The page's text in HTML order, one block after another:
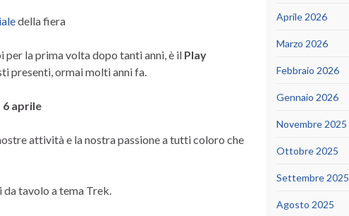
della fiera
per la prima volta dopo tanti anni, è il Play
presenti, ormai molti anni fa.
6 aprile
attività e la nostra passione a tutti coloro che
tavolo a tema Trek.
Aprile 2026
Marzo 2026
Febbraio 2026
Gennaio 2026
Novembre 2025
Ottobre 2025
Settembre 2025
Agosto 2025